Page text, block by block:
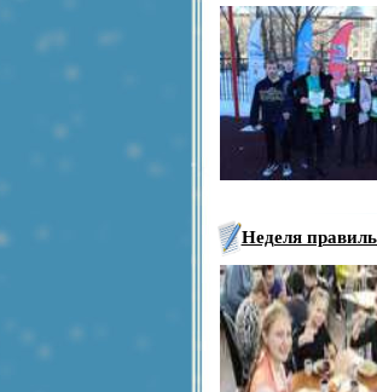
Неделя